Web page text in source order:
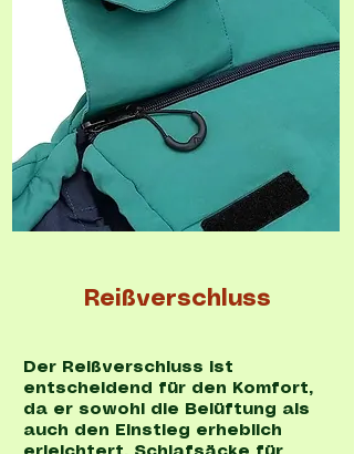
Reißverschluss
Der Reißverschluss ist
entscheidend für den Komfort,
da er sowohl die Belüftung als
auch den Einstieg erheblich